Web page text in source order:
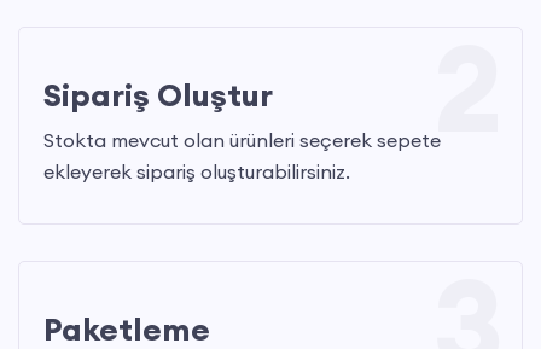
esneklik sunar; her adımda rahat hareket imkânı verir.
Kaplamalı polyester kumaş iç astar, nemi hızla
laboratuvar gibi pek çok sektörde profesyonel kullanım için
Sipariş Oluştur
Stokta mevcut olan ürünleri seçerek sepete
ekleyerek sipariş oluşturabilirsiniz.
Paketleme